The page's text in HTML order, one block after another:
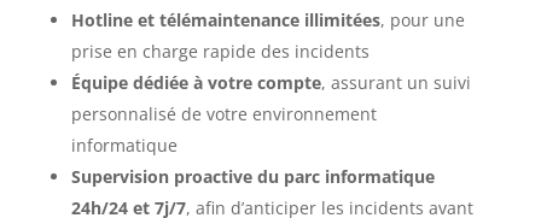
Hotline et télémaintenance illimitées, pour une
prise en charge rapide des incidents
Équipe dédiée à votre compte, assurant un suivi
personnalisé de votre environnement
informatique
Supervision proactive du parc informatique
24h/24 et 7j/7, afin d’anticiper les incidents avant